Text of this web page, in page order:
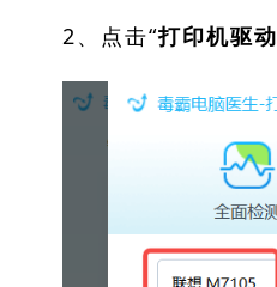
2、点击“打印机驱动